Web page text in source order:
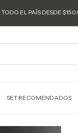
DESDE $150.000 📦
SET RECOMENDADOS